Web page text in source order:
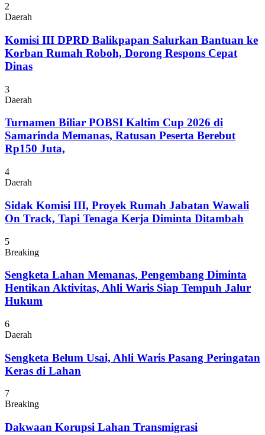
2
Daerah
Komisi III DPRD Balikpapan Salurkan Bantuan ke
Korban Rumah Roboh, Dorong Respons Cepat
Dinas
3
Daerah
Turnamen Biliar POBSI Kaltim Cup 2026 di
Samarinda Memanas, Ratusan Peserta Berebut
Rp150 Juta,
4
Daerah
Sidak Komisi III, Proyek Rumah Jabatan Wawali
On Track, Tapi Tenaga Kerja Diminta Ditambah
5
Breaking
Sengketa Lahan Memanas, Pengembang Diminta
Hentikan Aktivitas, Ahli Waris Siap Tempuh Jalur
Hukum
6
Daerah
Sengketa Belum Usai, Ahli Waris Pasang Peringatan
Keras di Lahan
7
Breaking
Dakwaan Korupsi Lahan Transmigrasi